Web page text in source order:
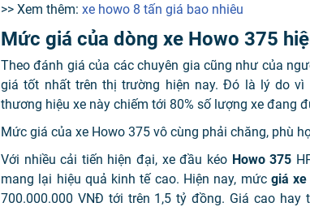
>> Xem thêm: xe howo 8 tấn giá bao nhiêu
Mức giá của dòng xe Howo 375
Theo đánh giá của các chuyên gia cũng như của
giá tốt nhất trên thị trường hiện nay. Đó là lý do vì
thương hiệu xe này chiếm tới 80% số lượng xe đang
Mức giá của xe Howo 375 vô cùng phải chăng, phù
Với nhiều cải tiến hiện đại, xe đầu kéo Howo 375
mang lại hiệu quả kinh tế cao. Hiện nay, mức giá xe
700.000.000 VNĐ tới trên 1,5 tỷ đồng. Giá cao